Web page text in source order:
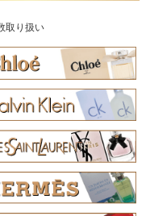
取り扱い